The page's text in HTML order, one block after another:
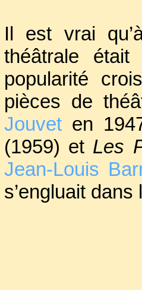
Il est vrai
théâtrale
popularité
pièces de
Jouvet en
(1959) et Les
Jean-Louis
s’engluait dans